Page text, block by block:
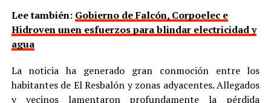
Lee también: Gobierno de Falcón, Corpoelec e
Hidroven unen esfuerzos para blindar electricidad y
agua
La noticia ha generado gran conmoción entre los
habitantes de El Resbalón y zonas adyacentes. Allegados
y vecinos lamentaron profundamente la pérdida